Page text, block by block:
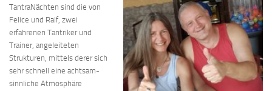
TantraNächten sind die von
Felice und Ralf, zwei
erfahrenen Tantriker und
Trainer, angeleiteten
Strukturen, mittels derer sich
sehr schnell eine achtsam-
sinnliche Atmosphäre